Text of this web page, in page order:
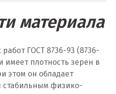
материала
ГОСТ 8736-93 (8736-
имеет плотность зерен в
этом он обладает
стабильным физико-